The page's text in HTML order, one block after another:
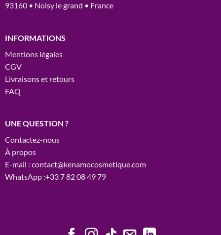
93160 • Noisy le grand • France
INFORMATIONS
Mentions légales
CGV
Livraisons et retours
FAQ
UNE QUESTION ?
Contactez-nous
À propos
E-mail : contact@kenamocosmetique.com
WhatsApp :+33 7 82 08 49 79